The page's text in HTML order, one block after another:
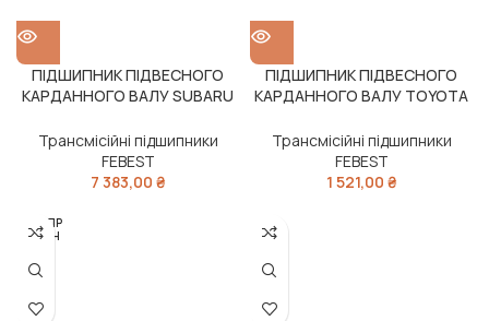
ПІДШИПНИК ПІДВЕСНОГО
КАРДАННОГО ВАЛУ SUBARU
Трансмісійні підшипники
FEBEST
7 383,00 ₴
ПІДШИПНИК ПІДВЕСНОГО
КАРДАННОГО ВАЛУ TOYOTA
Трансмісійні підшипники
FEBEST
1 521,00 ₴
РОЗПР
ОДАН